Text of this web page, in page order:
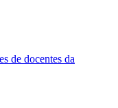
de docentes da